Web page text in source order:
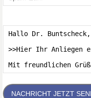
NACHRICHT JETZT